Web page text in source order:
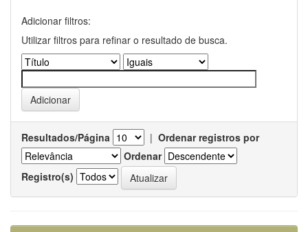
Adicionar filtros:
Utilizar filtros para refinar o resultado de busca.
Resultados/Página | Ordenar registros por
Ordenar
Registro(s)